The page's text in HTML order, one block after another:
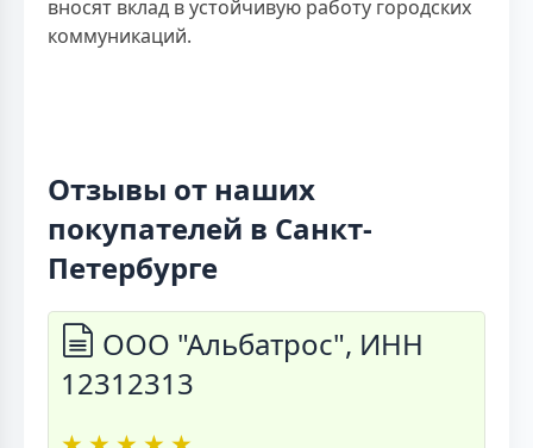
вносят вклад в устойчивую работу городских
коммуникаций.
Отзывы от наших
покупателей в Санкт-
Петербурге
ООО "Альбатрос", ИНН
12312313